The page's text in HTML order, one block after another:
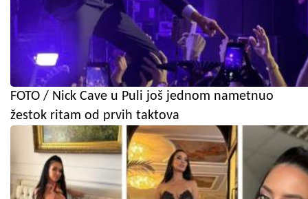
FOTO / Nick Cave u Puli još jednom nametnuo
žestok ritam od prvih taktova